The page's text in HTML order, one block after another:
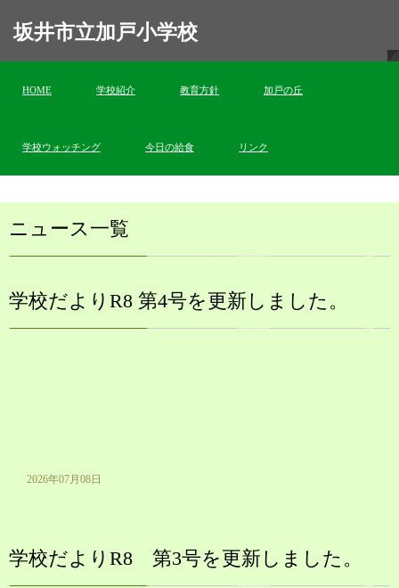
坂井市立加戸小学校
HOME 学校紹介 教育方針 加戸の丘
学校ウォッチング 今日の給食 リンク
ニュース一覧
学校だよりR8 第4号を更新しました。
2026年07月08日
学校だよりR8 第3号を更新しました。